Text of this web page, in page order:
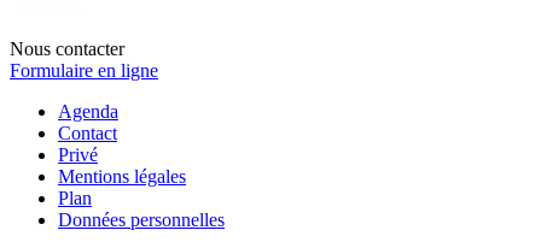
Nous contacter
Formulaire en ligne
Agenda
Contact
Privé
Mentions légales
Plan
Données personnelles